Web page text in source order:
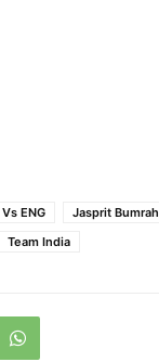
ENG Jasprit Bumrah
Team India